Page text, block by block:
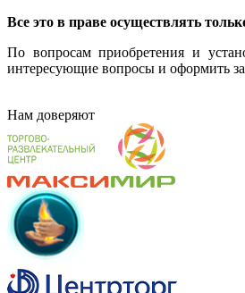
Все это в праве осуществлять
По вопросам приобретения и
интересующие вопросы и оформить
Нам доверяют